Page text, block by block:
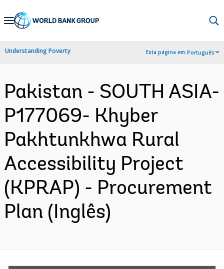
Skip
Navigation
Understanding Poverty Esta página em:Português
Pakistan - SOUTH ASIA-
P177069- Khyber
Pakhtunkhwa Rural
Accessibility Project
(KPRAP) - Procurement
Plan (Inglês)